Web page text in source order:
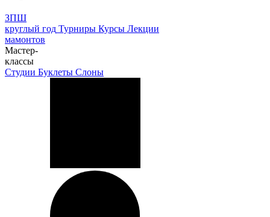
ЗПШ
круглый год Турниры Курсы Лекции
мамонтов
Мастер-
классы
Студии Буклеты Слоны